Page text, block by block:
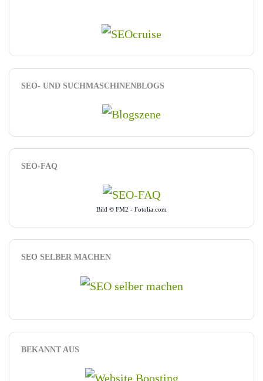
SEO- UND SUCHMASCHINENBLOGS
SEO-FAQ
Bild © FM2 - Fotolia.com
SEO SELBER MACHEN
BEKANNT AUS